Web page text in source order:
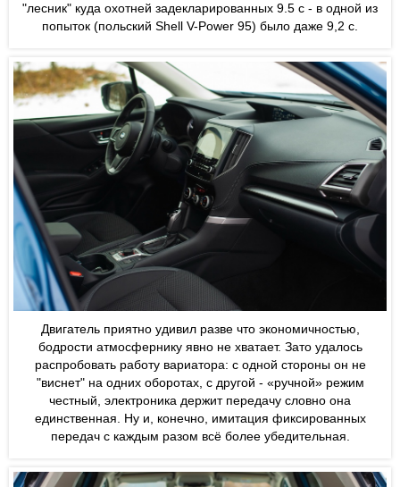
"лесник" куда охотней задекларированных 9.5 с - в одной из
попыток (польский Shell V-Power 95) было даже 9,2 с.
Двигатель приятно удивил разве что экономичностью,
бодрости атмосфернику явно не хватает. Зато удалось
распробовать работу вариатора: с одной стороны он не
"виснет" на одних оборотах, с другой - «ручной» режим
честный, электроника держит передачу словно она
единственная. Ну и, конечно, имитация фиксированных
передач с каждым разом всё более убедительная.